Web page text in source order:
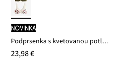
novinka
Podprsenka s kvetovanou potlačou (2 ks v balení)
23,98 €